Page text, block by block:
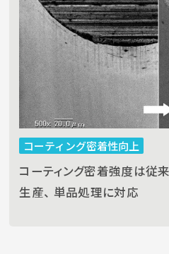
コーティング密着性向上
コーティング密着強度は従
生産、 単品処理に対応